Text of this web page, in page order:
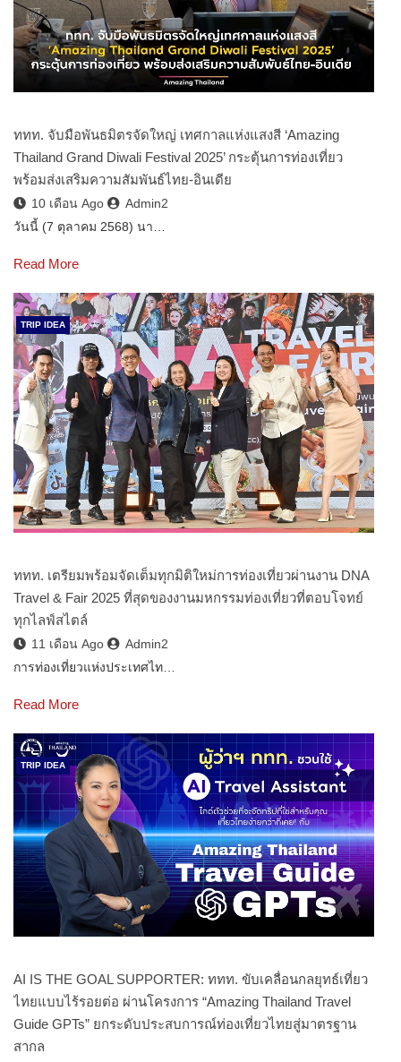
ททท. จับมือพันธมิตรจัดใหญ่ เทศกาลแห่งแสงสี ‘Amazing
Thailand Grand Diwali Festival 2025’ กระตุ้นการท่องเที่ยว
พร้อมส่งเสริมความสัมพันธ์ไทย-อินเดีย
10 เดือน Ago
Admin2
วันนี้ (7 ตุลาคม 2568) นา…
Read More
TRIP IDEA
ททท. เตรียมพร้อมจัดเต็มทุกมิติใหม่การท่องเที่ยวผ่านงาน DNA
Travel & Fair 2025 ที่สุดของงานมหกรรมท่องเที่ยวที่ตอบโจทย์
ทุกไลฟ์สไตล์
11 เดือน Ago
Admin2
การท่องเที่ยวแห่งประเทศไท…
Read More
TRIP IDEA
AI IS THE GOAL SUPPORTER: ททท. ขับเคลื่อนกลยุทธ์เที่ยว
ไทยแบบไร้รอยต่อ ผ่านโครงการ “Amazing Thailand Travel
Guide GPTs” ยกระดับประสบการณ์ท่องเที่ยวไทยสู่มาตรฐาน
สากล